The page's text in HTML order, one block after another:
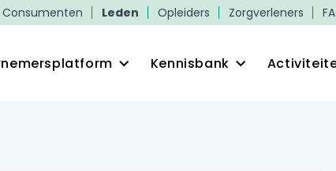
Consumenten Leden Opleiders Zorgverleners
Kennisbank